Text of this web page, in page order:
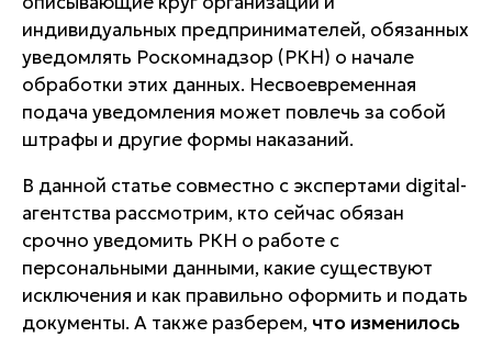
индивидуальных предпринимателей, обязанных
уведомлять Роскомнадзор (РКН) о начале
обработки этих данных. Несвоевременная
подача уведомления может повлечь за собой
штрафы и другие формы наказаний.
В данной статье совместно с экспертами digital-
агентства рассмотрим, кто сейчас обязан
срочно уведомить РКН о работе с
персональными данными, какие существуют
исключения и как правильно оформить и подать
документы. А также разберем, что изменилось